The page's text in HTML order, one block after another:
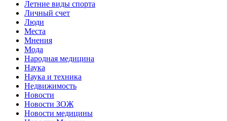
Летние виды спорта
Личный счет
Люди
Места
Мнения
Мода
Народная медицина
Наука
Наука и техника
Недвижимость
Новости
Новости ЗОЖ
Новости медицины